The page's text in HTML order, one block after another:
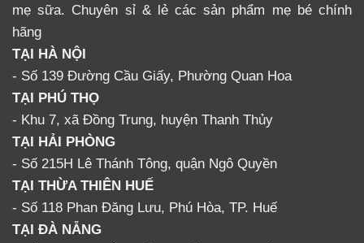
mẹ sữa. Chuyên sỉ & lẻ các sản phẩm mẹ bé chính
hãng
TẠI HÀ NỘI
- Số 139 Đường Cầu Giấy, Phường Quan Hoa
TẠI PHÚ THỌ
- Khu 7, xã Đồng Trung, huyện Thanh Thủy
TẠI HẢI PHÒNG
- Số 215H Lê Thánh Tông, quận Ngô Quyền
TẠI THỪA THIÊN HUẾ
- Số 118 Phan Đăng Lưu, Phú Hòa, TP. Huế
TẠI ĐÀ NẴNG